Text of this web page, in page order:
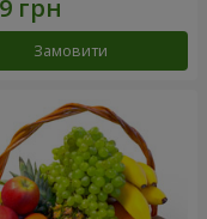
Замовити